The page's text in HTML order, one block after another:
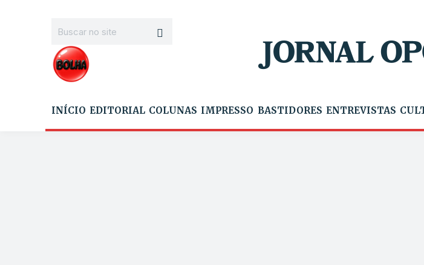
INÍCIO EDITORIAL COLUNAS IMPRESSO BASTIDORES ENTREVISTAS